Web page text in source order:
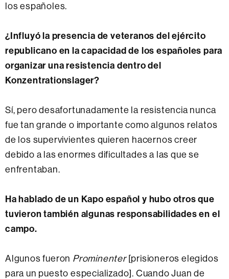
los españoles.
¿Influyó la presencia de veteranos del ejército
republicano en la capacidad de los españoles para
organizar una resistencia dentro del
Konzentrationslager?
Sí, pero desafortunadamente la resistencia nunca
fue tan grande o importante como algunos relatos
de los supervivientes quieren hacernos creer
debido a las enormes dificultades a las que se
enfrentaban.
Ha hablado de un Kapo español y hubo otros que
tuvieron también algunas responsabilidades en el
campo.
Algunos fueron Prominenter[prisioneros elegidos
para un puesto especializado]. Cuando Juan de